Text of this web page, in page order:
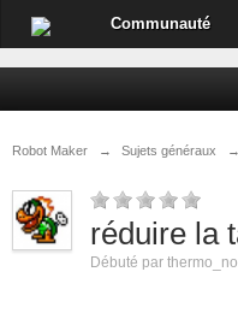
Communauté
Robot Maker → Sujets généraux →
réduire la
Débuté par